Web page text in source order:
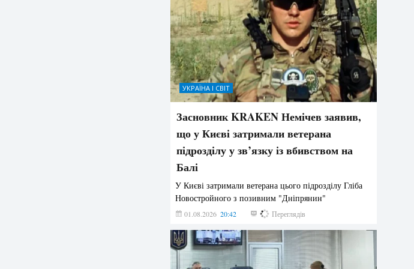
УКРАЇНА І СВІТ
Засновник KRAKEN Немічев заявив,
що у Києві затримали ветерана
підрозділу у зв’язку із вбивством на
Балі
У Києві затримали ветерана цього підрозділу Гліба
Новостройного з позивним "Дніпрянин"
01.08.2026 20:42 173 Переглядів